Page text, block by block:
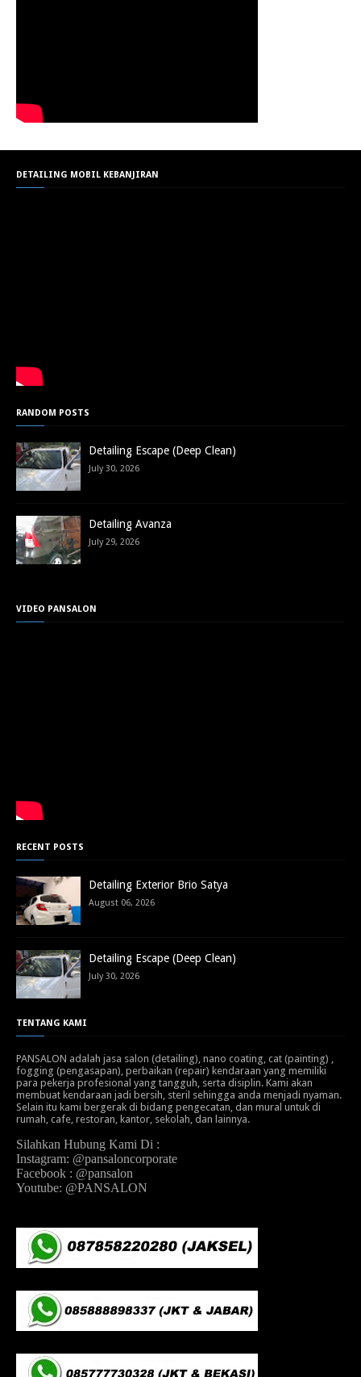
DETAILING MOBIL KEBANJIRAN
RANDOM POSTS
Detailing Escape (Deep Clean)
July 30, 2026
Detailing Avanza
July 29, 2026
VIDEO PANSALON
RECENT POSTS
Detailing Exterior Brio Satya
August 06, 2026
Detailing Escape (Deep Clean)
July 30, 2026
TENTANG KAMI
PANSALON adalah jasa salon (detailing), nano coating, cat (painting) ,
fogging (pengasapan), perbaikan (repair) kendaraan yang memiliki
para pekerja profesional yang tangguh, serta disiplin. Kami akan
membuat kendaraan jadi bersih, steril sehingga anda menjadi nyaman.
Selain itu kami bergerak di bidang pengecatan, dan mural untuk di
rumah, cafe, restoran, kantor, sekolah, dan lainnya.
Silahkan Hubung Kami Di :
Instagram: @pansaloncorporate
Facebook : @pansalon
Youtube: @PANSALON